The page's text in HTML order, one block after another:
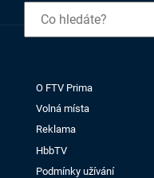
O FTV Prima
Volná místa
Reklama
HbbTV
Podmínky užívání